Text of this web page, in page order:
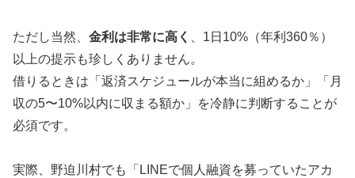
ただし当然、 金利は非常に高く
、1日10%（年利360％）
以上の提示も珍しくありません。
借りるときは「返済スケジュールが本当に組めるか」「月
収の5〜10%以内に収まる額か」を冷静に判断することが
必須です。
実際、野迫川村でも「LINEで個人融資を募っていたアカ